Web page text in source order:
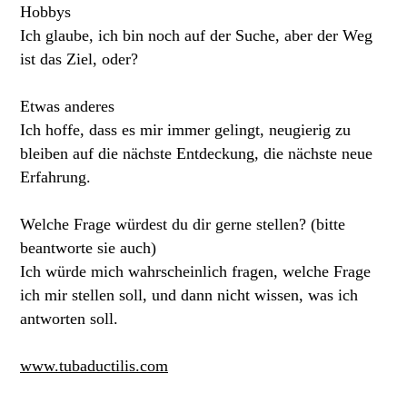
Hobbys
Ich glaube, ich bin noch auf der Suche, aber der Weg
ist das Ziel, oder?
Etwas anderes
Ich hoffe, dass es mir immer gelingt, neugierig zu
bleiben auf die nächste Entdeckung, die nächste neue
Erfahrung.
Welche Frage würdest du dir gerne stellen? (bitte
beantworte sie auch)
Ich würde mich wahrscheinlich fragen, welche Frage
ich mir stellen soll, und dann nicht wissen, was ich
antworten soll.
www.tubaductilis.com